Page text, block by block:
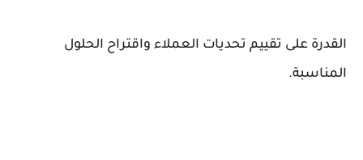
القدرة على تقييم تحديات العملاء واقتراح الحلول
المناسبة.